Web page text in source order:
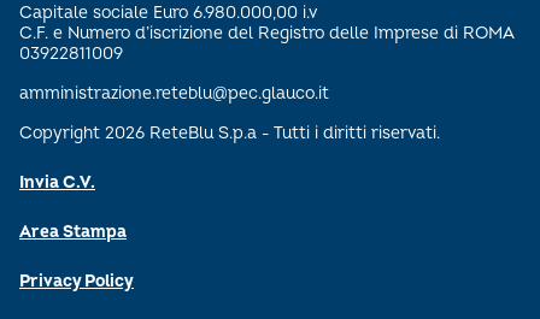
Capitale sociale Euro 6.980.000,00 i.v
C.F. e Numero d’iscrizione del Registro delle Imprese di ROMA
03922811009
amministrazione.reteblu@pec.glauco.it
Copyright 2026 ReteBlu S.p.a - Tutti i diritti riservati.
Invia C.V.
Area Stampa
Privacy Policy